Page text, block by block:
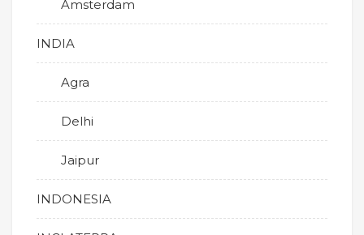
Amsterdam
INDIA
Agra
Delhi
Jaipur
INDONESIA